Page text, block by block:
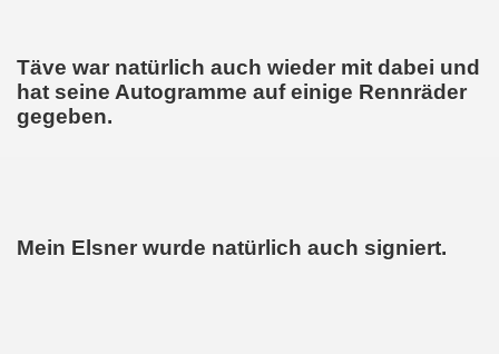
Täve war natürlich auch wieder mit dabei und
hat seine Autogramme auf einige Rennräder
gegeben.
Mein Elsner wurde natürlich auch signiert.